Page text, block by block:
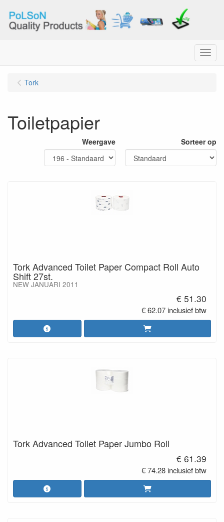
Menu
Tork
Toiletpapier
Weergave Sorteer op
Tork Advanced Toilet Paper Compact Roll Auto
Shift 27st.
NEW JANUARI 2011
€ 51.30
€ 62.07 inclusief btw
Tork Advanced Toilet Paper Jumbo Roll
€ 61.39
€ 74.28 inclusief btw